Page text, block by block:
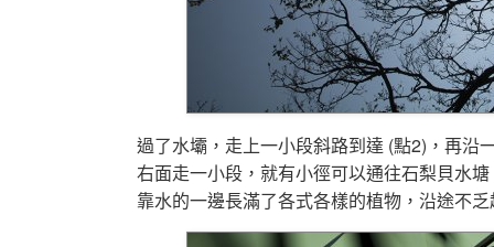
過了水壩，走上一小段斜路到達 (點2)，再沿
右面走一小段，就有小徑可以通往石梨貝水
靠水的一邊長滿了各式各樣的植物，沿途不